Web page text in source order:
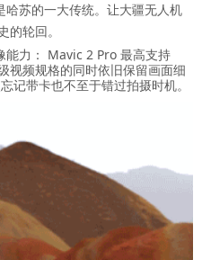
苏的一大传统。让大疆无人机
轮回。
力： Mavic 2 Pro 最高支持
视频规格的同时依旧保留画面细
记带卡也不至于错过拍摄时机。